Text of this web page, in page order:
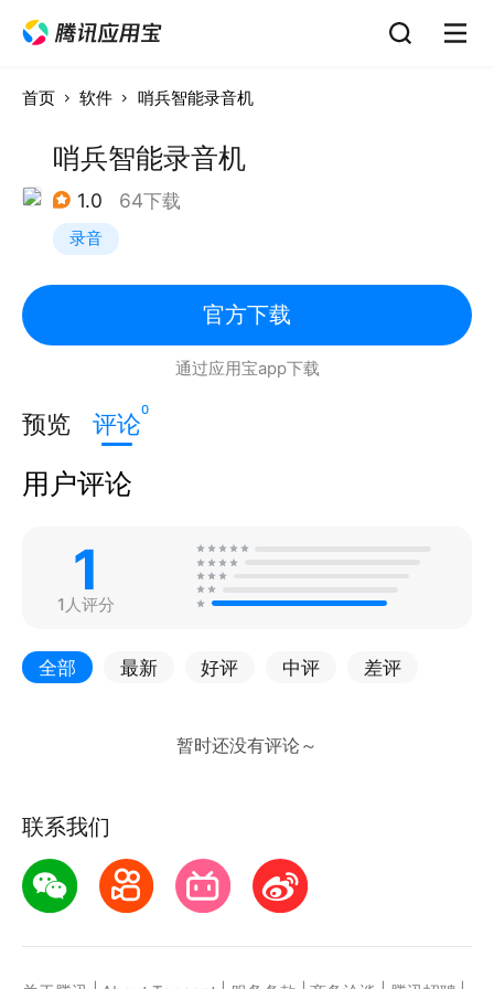
首页 软件 哨兵智能录音机
哨兵智能录音机
1.0 64下载
录音
官方下载
通过应用宝app下载
预览 评论0
用户评论
1
1人评分
全部 最新 好评 中评 差评
联系我们